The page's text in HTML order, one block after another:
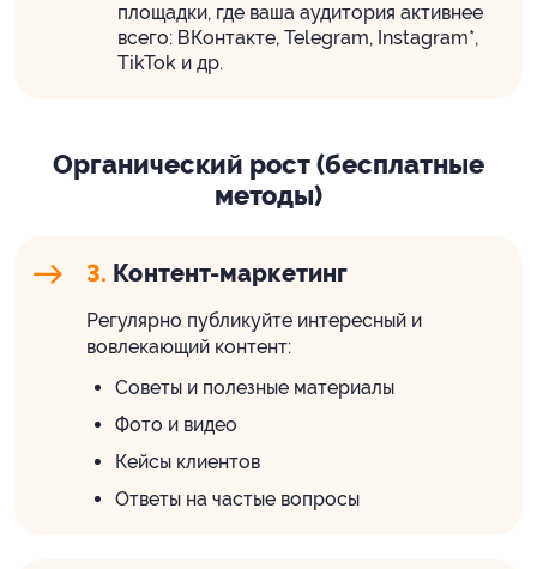
площадки, где ваша аудитория активнее
всего: ВКонтакте, Telegram, Instagram*,
TikTok и др.
Органический рост (бесплатные
методы)
3. Контент-маркетинг
Регулярно публикуйте интересный и
вовлекающий контент:
Советы и полезные материалы
Фото и видео
Кейсы клиентов
Ответы на частые вопросы